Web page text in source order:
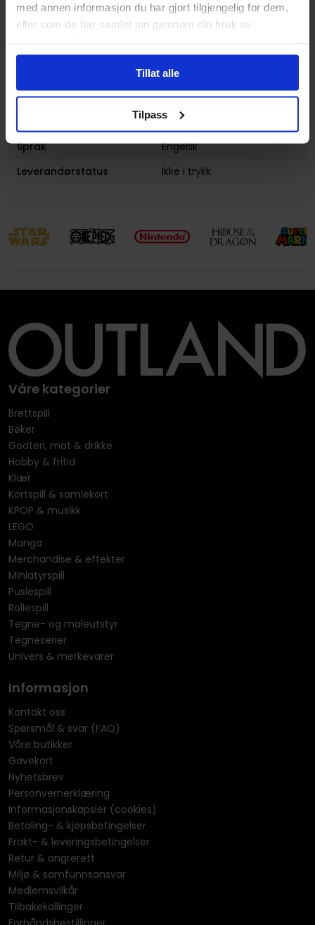
med annen informasjon du har gjort tilgjengelig for dem,
eller som de har samlet inn gjennom din bruk av
Tillat alle
Tilpass
Utgiver
Egmont UK
(dd.mm.yyyy)
Farge Teori
Video
Paperback: Trade (L)
Språk
Engelsk
Leverandørstatus
Ikke i trykk
Våre kategorier
Brettspill
Bøker
Godteri, mat & drikke
Hobby & fritid
Klær
Kortspill & samlekort
KPOP & musikk
LEGO
Manga
Merchandise & effekter
Miniatyrspill
Puslespill
Rollespill
Tegne- og maleutstyr
Tegneserier
Univers & merkevarer
Informasjon
Kontakt oss
Spørsmål & svar (FAQ)
Våre butikker
Gavekort
Nyhetsbrev
Personvernerklæring
Informasjonskapsler (cookies)
Betaling- & kjøpsbetingelser
Frakt- & leveringsbetingelser
Retur & angrerett
Miljø & samfunnsansvar
Medlemsvilkår
Tilbakekallinger